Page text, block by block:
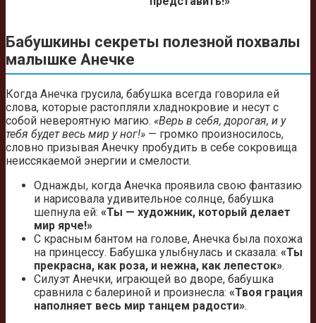
Бабушкины секреты полезной похвалы
малышке Анечке
Когда Анечка грусила, бабушка всегда говорила ей
слова, которые растопляли хладнокровие и несут с
собой невероятную магию. «Верь в себя, дорогая, и у
тебя будет весь мир у ног!» — громко произносилось,
словно призывая Анечку пробудить в себе сокровища
неиссякаемой энергии и смелости.
Однажды, когда Анечка проявила свою фантазию
и нарисовала удивительное солнце, бабушка
шепнула ей: «Ты — художник, который делает
мир ярче!»
С красным бантом на голове, Анечка была похожа
на принцессу. Бабушка улыбнулась и сказала: «Ты
прекрасна, как роза, и нежна, как лепесток».
Силуэт Анечки, играющей во дворе, бабушка
сравнила с балериной и произнесла: «Твоя грация
наполняет весь мир танцем радости».